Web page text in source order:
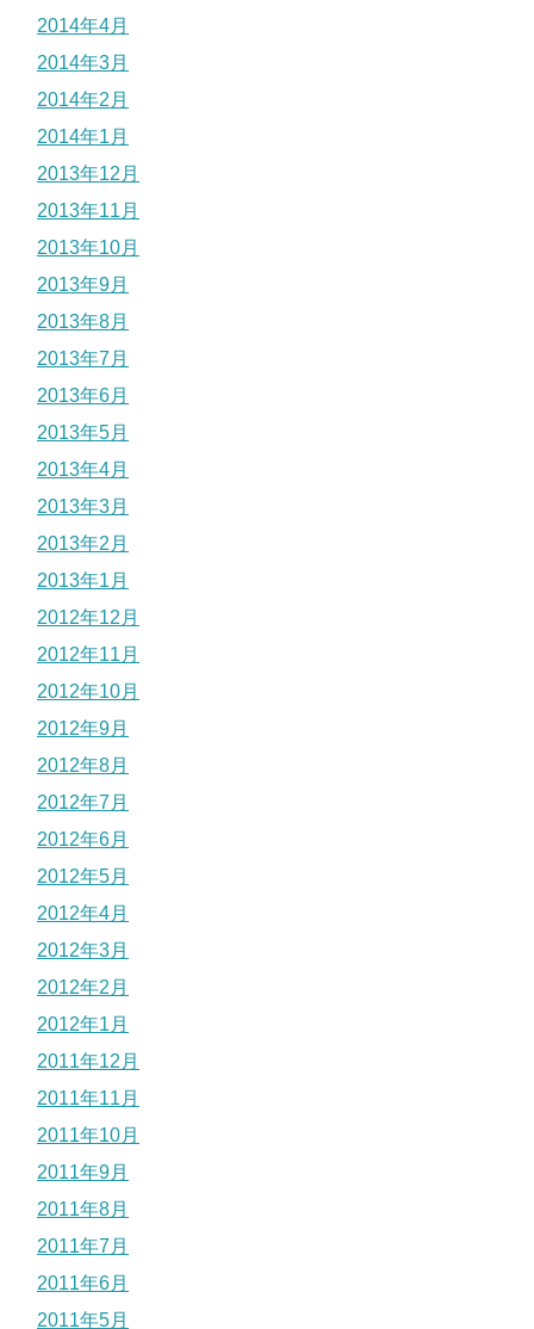
2014年4月
2014年3月
2014年2月
2014年1月
2013年12月
2013年11月
2013年10月
2013年9月
2013年8月
2013年7月
2013年6月
2013年5月
2013年4月
2013年3月
2013年2月
2013年1月
2012年12月
2012年11月
2012年10月
2012年9月
2012年8月
2012年7月
2012年6月
2012年5月
2012年4月
2012年3月
2012年2月
2012年1月
2011年12月
2011年11月
2011年10月
2011年9月
2011年8月
2011年7月
2011年6月
2011年5月